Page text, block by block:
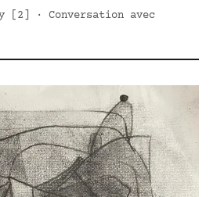
[2] · Conversation avec